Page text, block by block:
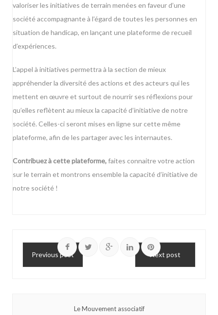
valoriser les initiatives de terrain menées en faveur d’une
société accompagnante à l’égard de toutes les personnes en
situation de handicap, en lançant une plateforme de recueil
d’expériences.
L’appel à initiatives permettra à la section de mieux
appréhender la diversité des actions et des acteurs qui les
mettent en œuvre et surtout de nourrir ses réflexions pour
qu’elles reflètent au mieux la capacité d’initiative de notre
société. Celles-ci seront mises en ligne sur cette même
plateforme, afin de les partager avec les internautes.
Contribuez à cette plateforme,faites connaitre votre action
sur le terrain et montrons ensemble la capacité d’initiative de
notre société !
Previous post Next post
Le Mouvement associatif